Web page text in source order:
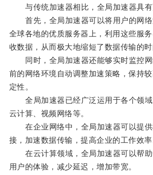
与传统加速器相比，全局加速器具有
首先，全局加速器可以将用户的网络
全球各地的优质服务器上，利用这些服
收数据，从而极大地缩短了数据传输的时
同时，全局加速器还能够实时监控网
前的网络环境自动调整加速策略，保持
定性。
全局加速器已经广泛运用于各个领域
云计算、视频网络等。
在企业网络中，全局加速器可以提供
接，加速数据传输，提高企业的工作效率
在云计算领域，全局加速器可以帮助
用户的体验，减少延迟，增加带宽。